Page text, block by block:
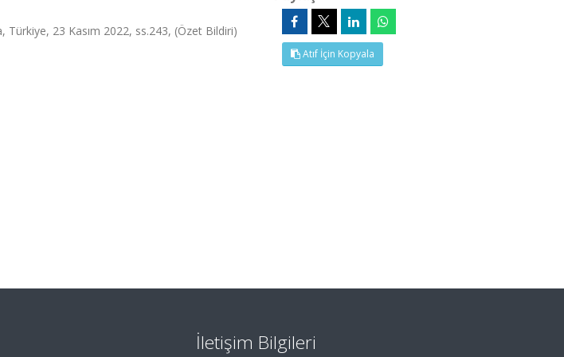
23 Kasım 2022, ss.243, (Özet Bildiri)
Atıf İçin Kopyala
İletişim Bilgileri